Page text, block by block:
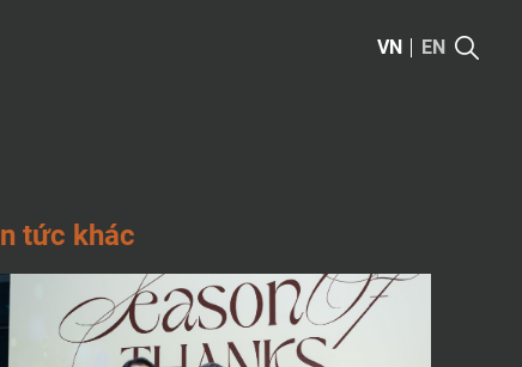
VN EN
N TỨC KHÁC